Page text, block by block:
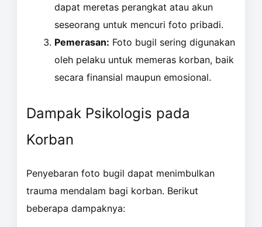
dapat meretas perangkat atau akun
seseorang untuk mencuri foto pribadi.
Pemerasan: Foto bugil sering digunakan
oleh pelaku untuk memeras korban, baik
secara finansial maupun emosional.
Dampak Psikologis pada
Korban
Penyebaran foto bugil dapat menimbulkan
trauma mendalam bagi korban. Berikut
beberapa dampaknya: